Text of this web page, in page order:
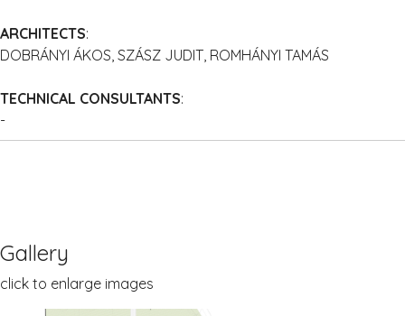
ARCHITECTS:
DOBRÁNYI ÁKOS, SZÁSZ JUDIT, ROMHÁNYI TAMÁS
TECHNICAL CONSULTANTS:
-
Gallery
click to enlarge images